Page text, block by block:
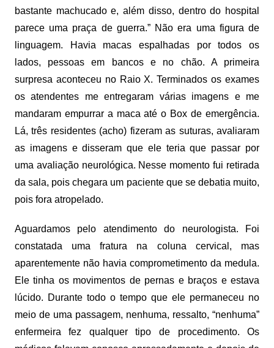
bastante machucado e, além disso, dentro do hospital
parece uma praça de guerra.” Não era uma figura de
linguagem. Havia macas espalhadas por todos os
lados, pessoas em bancos e no chão. A primeira
surpresa aconteceu no Raio X. Terminados os exames
os atendentes me entregaram várias imagens e me
mandaram empurrar a maca até o Box de emergência.
Lá, três residentes (acho) fizeram as suturas, avaliaram
as imagens e disseram que ele teria que passar por
uma avaliação neurológica. Nesse momento fui retirada
da sala, pois chegara um paciente que se debatia muito,
pois fora atropelado.
Aguardamos pelo atendimento do neurologista. Foi
constatada uma fratura na coluna cervical, mas
aparentemente não havia comprometimento da medula.
Ele tinha os movimentos de pernas e braços e estava
lúcido. Durante todo o tempo que ele permaneceu no
meio de uma passagem, nenhuma, ressalto, “nenhuma”
enfermeira fez qualquer tipo de procedimento. Os